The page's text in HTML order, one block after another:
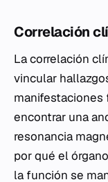
Correlación
La correlación
vincular
manifestaciones
encontrar una
resonancia
por qué el
la función se